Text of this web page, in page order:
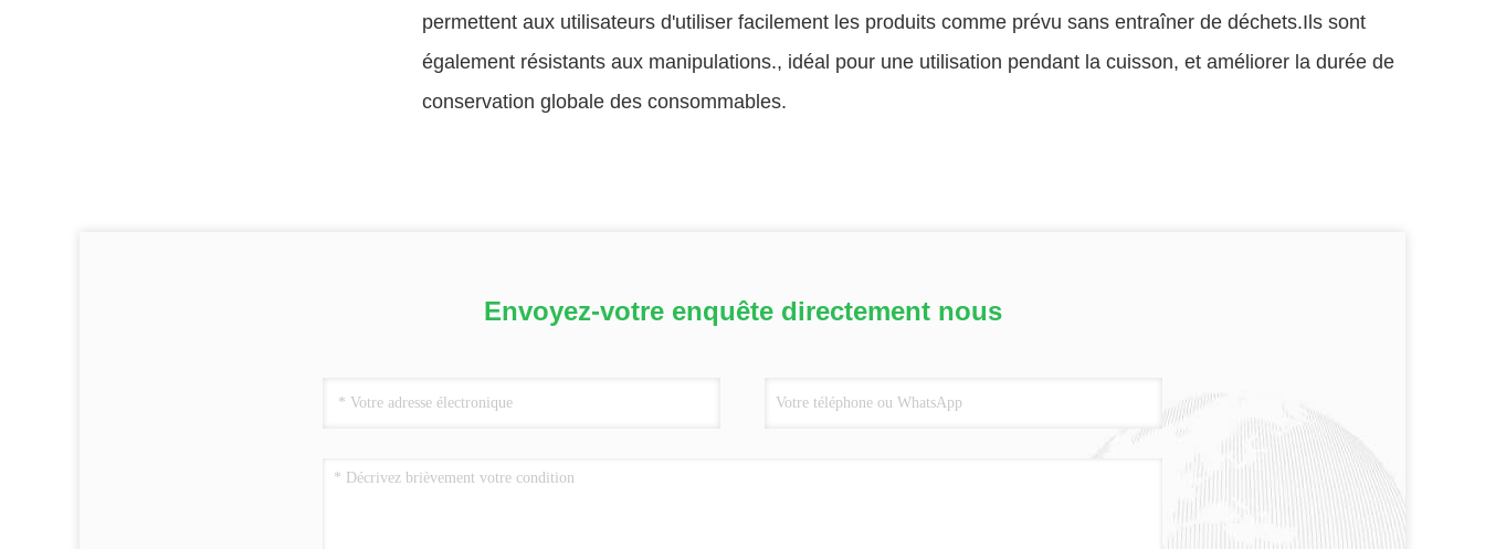
permettent aux utilisateurs d'utiliser facilement les produits comme prévu sans entraîner de déchets.Ils sont
également résistants aux manipulations., idéal pour une utilisation pendant la cuisson, et améliorer la durée de
conservation globale des consommables.
Envoyez-votre enquête directement nous